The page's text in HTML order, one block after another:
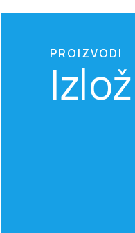
PROIZVODI